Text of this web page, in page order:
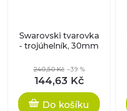
Swarovski tvarovka
- trojúhelník, 30mm
240,50 Kč –39 %
144,63 Kč
Do košíku